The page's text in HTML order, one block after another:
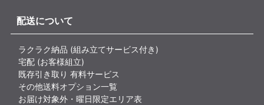
配送について
ラクラク納品 (組み立てサービス付き)
宅配 (お客様組立)
既存引き取り 有料サービス
その他送料オプション一覧
お届け対象外・曜日限定エリア表